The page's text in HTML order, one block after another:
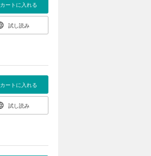
カートに入れる
試し読み
カートに入れる
試し読み